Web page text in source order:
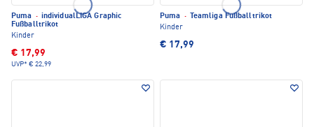
Puma · individualLIGA Graphic
Fußballtrikot
Kinder
€ 17,99
UVP* € 22,99
Puma ·
Teamliga Fußballtrikot
Kinder
€ 17,99